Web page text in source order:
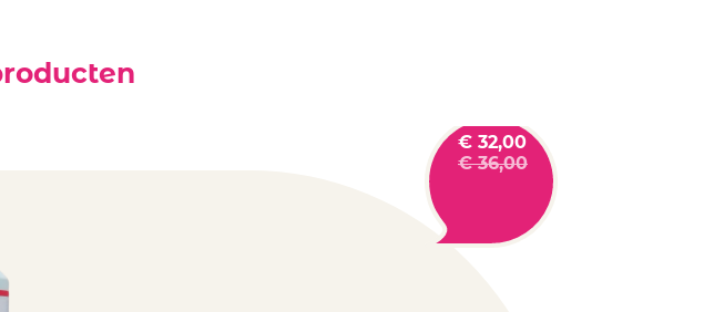
€ 32,00
€36,00